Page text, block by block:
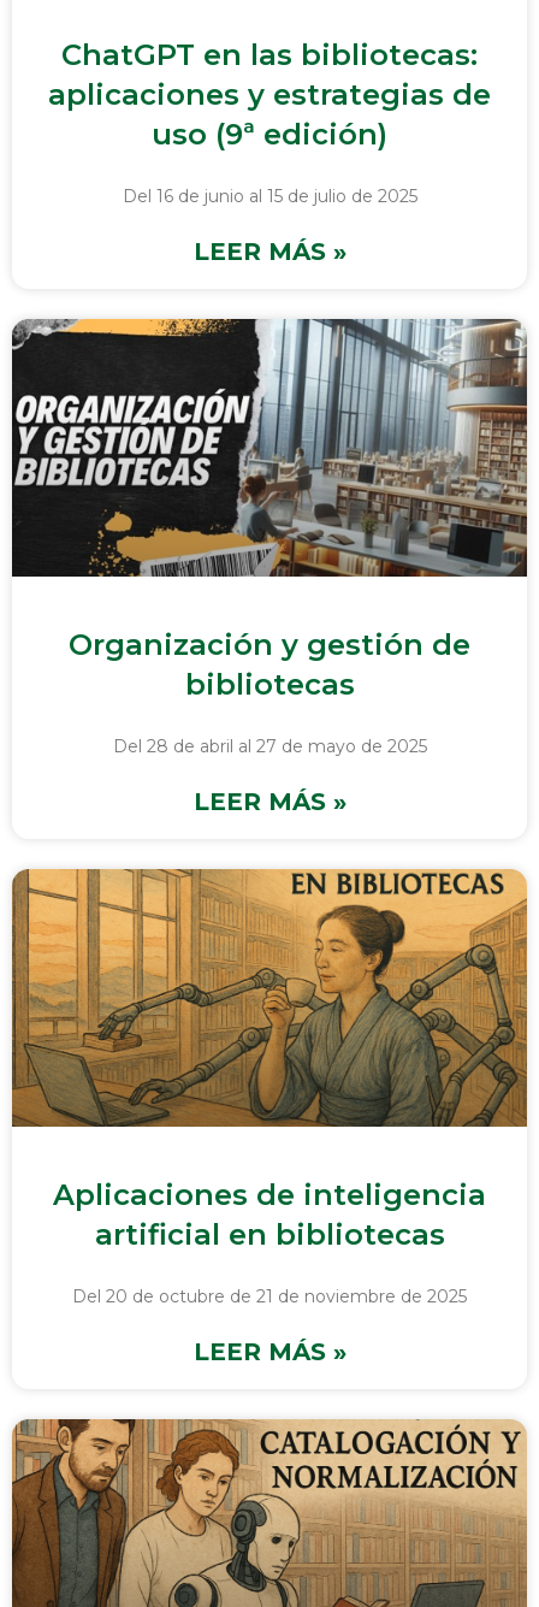
ChatGPT en las bibliotecas:
aplicaciones y estrategias de
uso (9ª edición)
Del 16 de junio al 15 de julio de 2025
LEER MÁS »
Organización y gestión de
bibliotecas
Del 28 de abril al 27 de mayo de 2025
LEER MÁS »
Aplicaciones de inteligencia
artificial en bibliotecas
Del 20 de octubre de 21 de noviembre de 2025
LEER MÁS »